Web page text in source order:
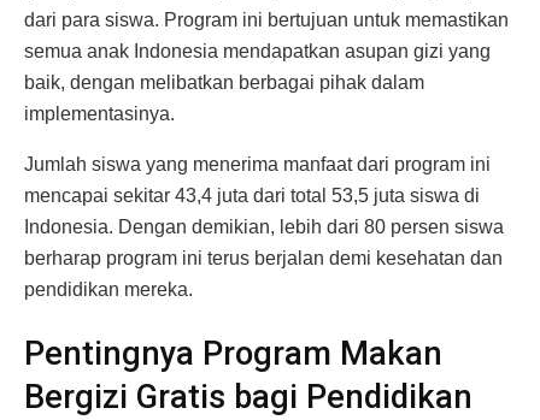
dari para siswa. Program ini bertujuan untuk memastikan
semua anak Indonesia mendapatkan asupan gizi yang
baik, dengan melibatkan berbagai pihak dalam
implementasinya.
Jumlah siswa yang menerima manfaat dari program ini
mencapai sekitar 43,4 juta dari total 53,5 juta siswa di
Indonesia. Dengan demikian, lebih dari 80 persen siswa
berharap program ini terus berjalan demi kesehatan dan
pendidikan mereka.
Pentingnya Program Makan
Bergizi Gratis bagi Pendidikan